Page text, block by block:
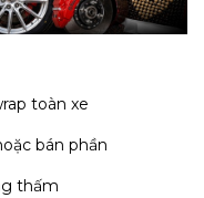
toàn xe
bán phần
thấm